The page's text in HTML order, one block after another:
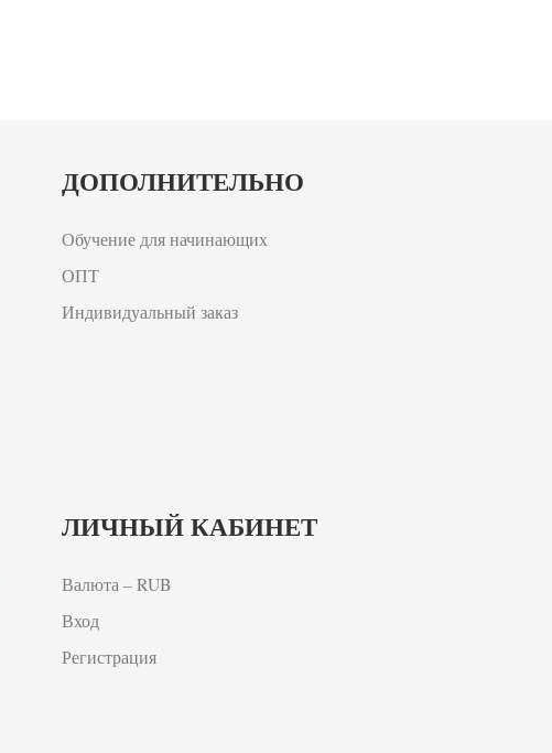
ДОПОЛНИТЕЛЬНО
Обучение для начинающих
ОПТ
Индивидуальный заказ
ЛИЧНЫЙ КАБИНЕТ
Валюта – RUB
Вход
Регистрация